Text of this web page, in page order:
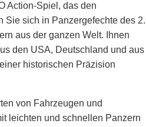
Action-Spiel, das den
Sie sich in Panzergefechte des 2.
aus der ganzen Welt. Ihnen
den USA, Deutschland und aus
historischen Präzision
von Fahrzeugen und
leichten und schnellen Panzern